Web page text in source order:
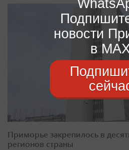
Приморье закрепилось в
регионов страны
новости
в